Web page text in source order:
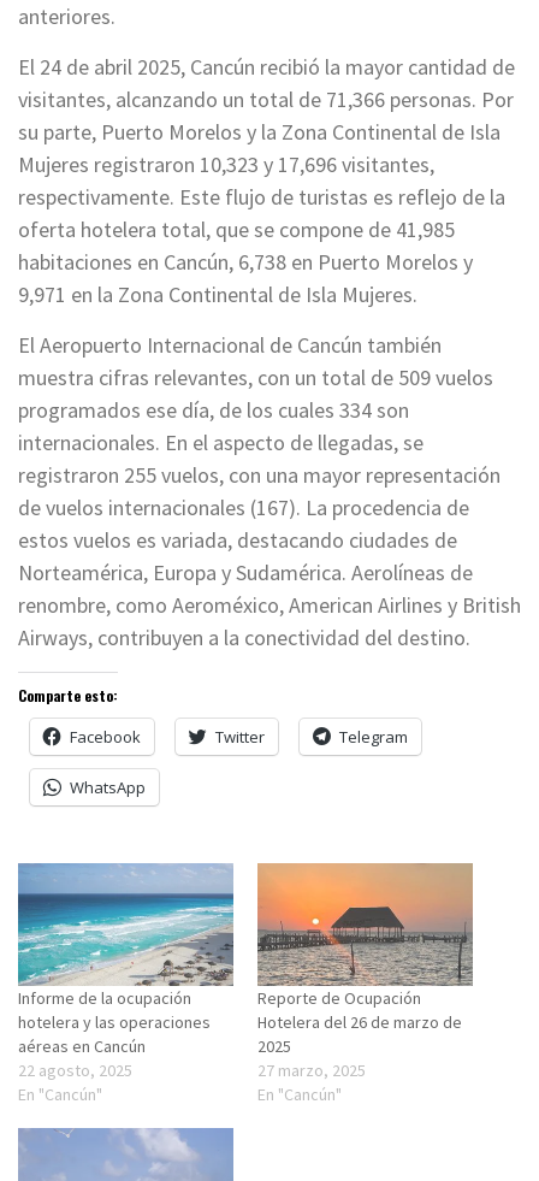
anteriores.
El 24 de abril 2025, Cancún recibió la mayor cantidad de
visitantes, alcanzando un total de 71,366 personas. Por
su parte, Puerto Morelos y la Zona Continental de Isla
Mujeres registraron 10,323 y 17,696 visitantes,
respectivamente. Este flujo de turistas es reflejo de la
oferta hotelera total, que se compone de 41,985
habitaciones en Cancún, 6,738 en Puerto Morelos y
9,971 en la Zona Continental de Isla Mujeres.
El Aeropuerto Internacional de Cancún también
muestra cifras relevantes, con un total de 509 vuelos
programados ese día, de los cuales 334 son
internacionales. En el aspecto de llegadas, se
registraron 255 vuelos, con una mayor representación
de vuelos internacionales (167). La procedencia de
estos vuelos es variada, destacando ciudades de
Norteamérica, Europa y Sudamérica. Aerolíneas de
renombre, como Aeroméxico, American Airlines y British
Airways, contribuyen a la conectividad del destino.
Comparte esto:
Facebook Twitter Telegram
WhatsApp
Informe de la ocupación
hotelera y las operaciones
aéreas en Cancún
22 agosto, 2025
En "Cancún"
Reporte de Ocupación
Hotelera del 26 de marzo de
2025
27 marzo, 2025
En "Cancún"